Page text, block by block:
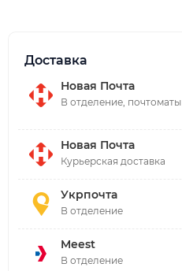
Доставка
Новая Почта
В отделение, почтоматы
Новая Почта
Курьерская доставка
Укрпочта
В отделение
Meest
В отделение